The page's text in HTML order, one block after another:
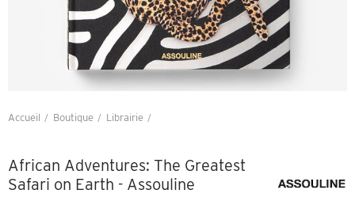
Accueil Boutique
Librairie
African Adventures: The Greatest
Safari on Earth - Assouline